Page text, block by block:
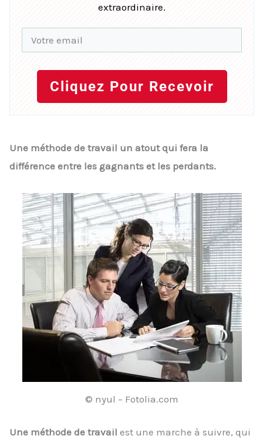
extraordinaire.
Cliquez Pour Recevoir
Une méthode de travail un atout qui fera la
différence entre les gagnants et les perdants.
© nyul – Fotolia.com
Une méthode de travail est une marche à suivre, qui